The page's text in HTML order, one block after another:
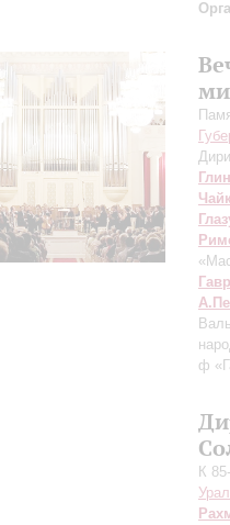
ф
К